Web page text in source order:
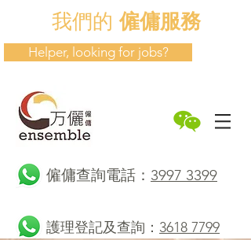
我們的僱傭服務
Helper, looking for jobs?
​僱傭查詢電話： 3997 3399
護理登記及查詢： 3618 7799